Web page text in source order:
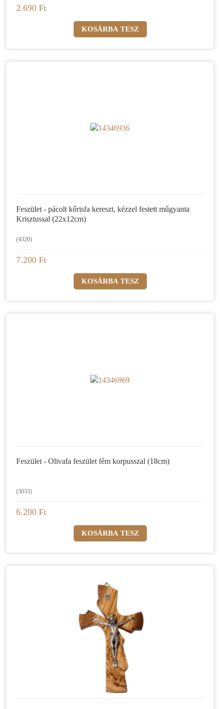
2.690 Ft
Feszület - pácolt kőrisfa kereszt, kézzel festett műgyanta
Krisztussal (22x12cm)
(4320)
7.200 Ft
Feszület - Olivafa feszület fém korpusszal (18cm)
(3033)
6.200 Ft